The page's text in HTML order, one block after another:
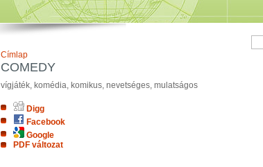
Címlap
COMEDY
vígjáték, komédia, komikus, nevetséges, mulatságos
Digg
Facebook
Google
PDF változat